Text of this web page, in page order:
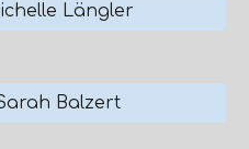
Längler
Balzert